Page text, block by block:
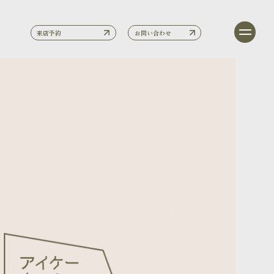
来店予約 お問い合わせ